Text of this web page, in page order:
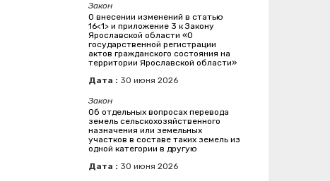
Закон
О внесении изменений в статью
16<1> и приложение 3 к Закону
Ярославской области «О
государственной регистрации
актов гражданского состояния на
территории Ярославской области»
Дата : 30 июня 2026
Закон
Об отдельных вопросах перевода
земель сельскохозяйственного
назначения или земельных
участков в составе таких земель из
одной категории в другую
Дата : 30 июня 2026